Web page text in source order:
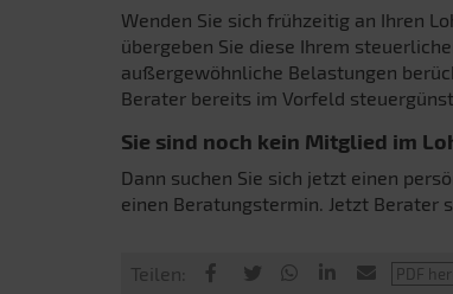
Wenden Sie sich frühzeitig an Ihren
übergeben Sie diese Ihrem
außergewöhnliche Belastungen
Berater bereits im Vorfeld
Sie sind noch kein Mitglied im
Dann suchen Sie sich jetzt einen
einen Beratungstermin. Jetzt Berater
Teilen: